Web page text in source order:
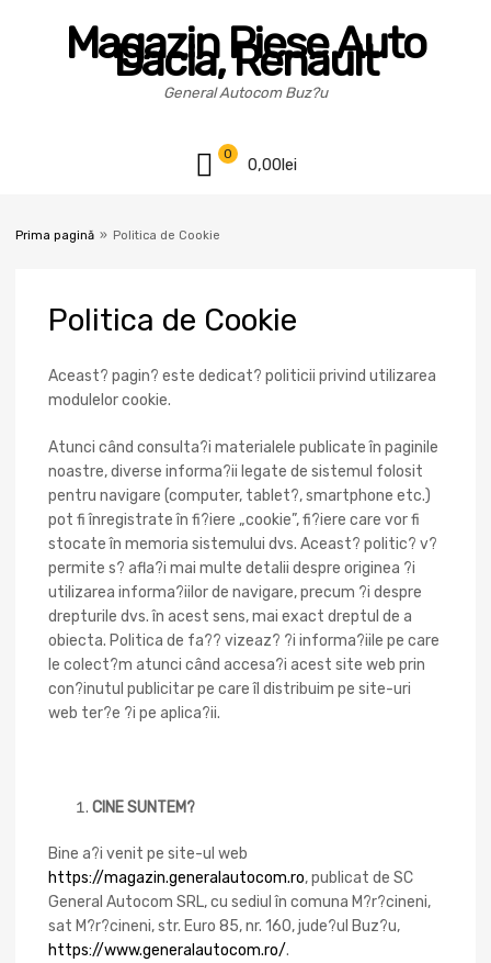
Magazin Piese Auto
Dacia, Renault
General Autocom Buz?u
0,00lei
0
Prima pagină » Politica de Cookie
Politica de Cookie
Aceast? pagin? este dedicat? politicii privind utilizarea
modulelor cookie.
Atunci când consulta?i materialele publicate în paginile
noastre, diverse informa?ii legate de sistemul folosit
pentru navigare (computer, tablet?, smartphone etc.)
pot fi înregistrate în fi?iere „cookie”, fi?iere care vor fi
stocate în memoria sistemului dvs. Aceast? politic? v?
permite s? afla?i mai multe detalii despre originea ?i
utilizarea informa?iilor de navigare, precum ?i despre
drepturile dvs. în acest sens, mai exact dreptul de a
obiecta. Politica de fa?? vizeaz? ?i informa?iile pe care
le colect?m atunci când accesa?i acest site web prin
con?inutul publicitar pe care îl distribuim pe site-uri
web ter?e ?i pe aplica?ii.
CINE SUNTEM?
Bine a?i venit pe site-ul web
https://magazin.generalautocom.ro, publicat de SC
General Autocom SRL, cu sediul în comuna M?r?cineni,
sat M?r?cineni, str. Euro 85, nr. 160, jude?ul Buz?u,
https://www.generalautocom.ro/.